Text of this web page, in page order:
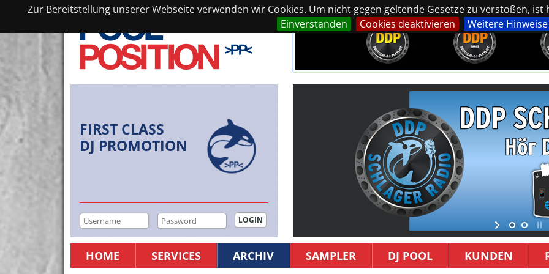
Zur Bereitstellung unserer Webseite verwenden wir Cookies. Um nicht gegen geltende Gesetze zu verstoßen,
Einverstanden
Cookies deaktivieren Weitere Hinweise
FIRST CLASS
DJ PROMOTION
HOME SERVICES ARCHIV SAMPLER DJ POOL KUNDEN